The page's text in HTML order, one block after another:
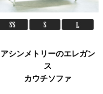
アシンメトリーのエレガン
ス
カウチソファ